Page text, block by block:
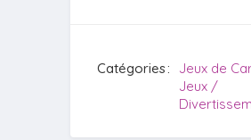
Catégories
Jeux de
Jeux /